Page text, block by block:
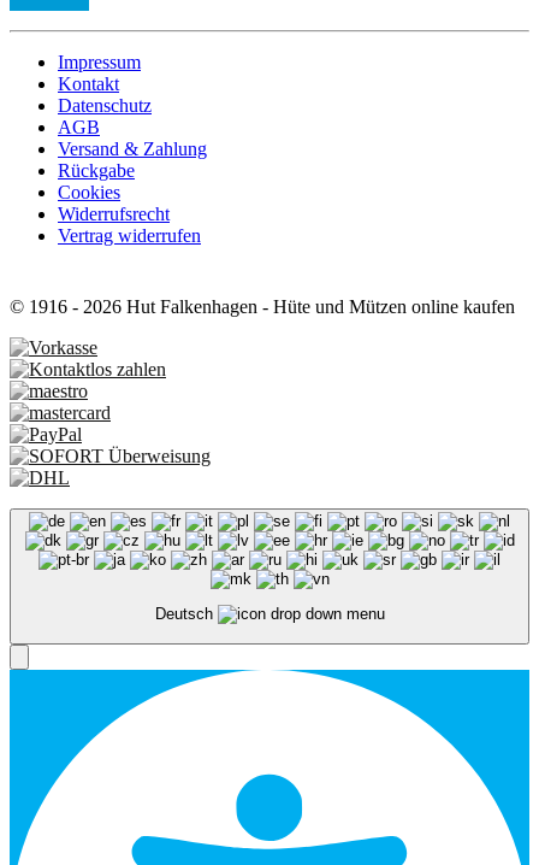
Impressum
Kontakt
Datenschutz
AGB
Versand & Zahlung
Rückgabe
Cookies
Widerrufsrecht
Vertrag widerrufen
© 1916 - 2026 Hut Falkenhagen - Hüte und Mützen online kaufen
Deutsch